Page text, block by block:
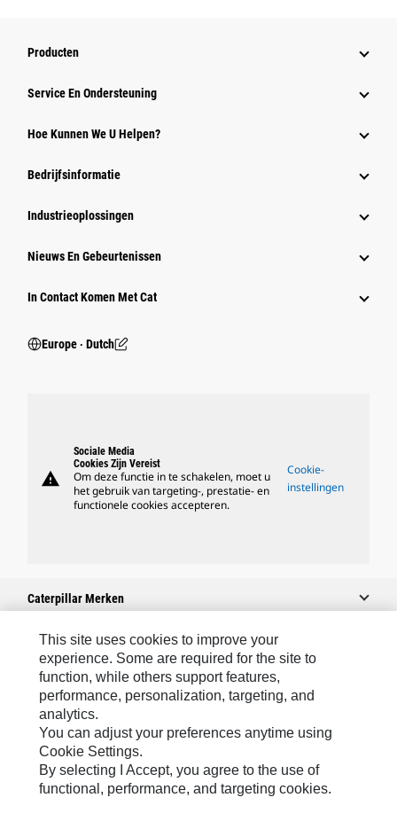
Producten
Service En Ondersteuning
Hoe Kunnen We U Helpen?
Bedrijfsinformatie
Industrieoplossingen
Nieuws En Gebeurtenissen
In Contact Komen Met Cat
Europe ‧ Dutch
warning
Sociale Media
Cookies Zijn Vereist
Om deze functie in te schakelen, moet u
het gebruik van targeting-, prestatie- en
functionele cookies accepteren.
Cookie-
instellingen
Caterpillar Merken
Caterpillar.com
Contact Caterpillar
Mijn Marketingvoorkeuren
Site Map
Cookie Settings
This site uses cookies to improve your
experience. Some are required for the site to
function, while others support features,
performance, personalization, targeting, and
analytics.
You can adjust your preferences anytime using
Cookie Settings.
By selecting I Accept, you agree to the use of
functional, performance, and targeting cookies.